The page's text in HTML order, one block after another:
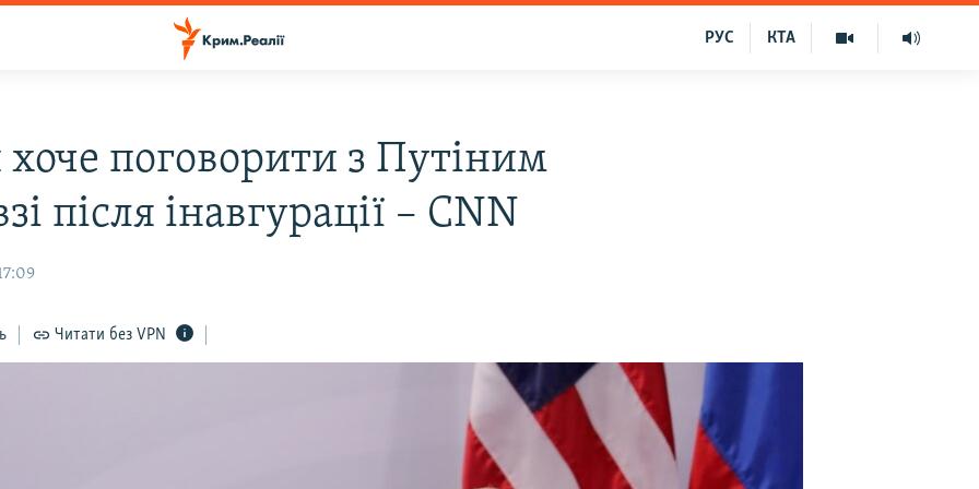
КТА
РУС
поговорити з Путіним
після інавгурації – CNN
Читати без VPN